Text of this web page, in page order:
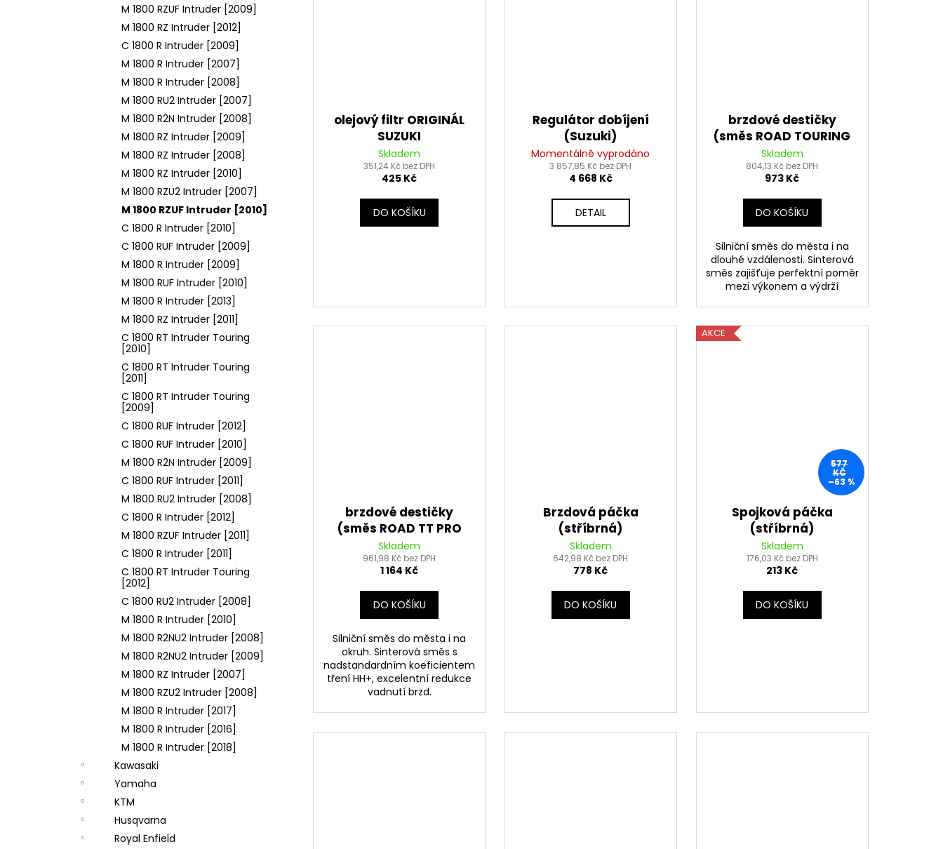
M 1800 RZUF Intruder [2009]
M 1800 RZ Intruder [2012]
C 1800 R Intruder [2009]
M 1800 R Intruder [2007]
M 1800 R Intruder [2008]
M 1800 RU2 Intruder [2007]
M 1800 R2N Intruder [2008]
M 1800 RZ Intruder [2009]
M 1800 RZ Intruder [2008]
M 1800 RZ Intruder [2010]
M 1800 RZU2 Intruder [2007]
M 1800 RZUF Intruder [2010]
C 1800 R Intruder [2010]
C 1800 RUF Intruder [2009]
M 1800 R Intruder [2009]
M 1800 RUF Intruder [2010]
M 1800 R Intruder [2013]
M 1800 RZ Intruder [2011]
C 1800 RT Intruder Touring
[2010]
C 1800 RT Intruder Touring
[2011]
C 1800 RT Intruder Touring
[2009]
C 1800 RUF Intruder [2012]
C 1800 RUF Intruder [2010]
M 1800 R2N Intruder [2009]
C 1800 RUF Intruder [2011]
M 1800 RU2 Intruder [2008]
C 1800 R Intruder [2012]
M 1800 RZUF Intruder [2011]
C 1800 R Intruder [2011]
C 1800 RT Intruder Touring
[2012]
C 1800 RU2 Intruder [2008]
M 1800 R Intruder [2010]
M 1800 R2NU2 Intruder [2008]
M 1800 R2NU2 Intruder [2009]
M 1800 RZ Intruder [2007]
M 1800 RZU2 Intruder [2008]
M 1800 R Intruder [2017]
M 1800 R Intruder [2016]
M 1800 R Intruder [2018]
Kawasaki
Yamaha
KTM
Husqvarna
Royal Enfield
olejový filtr ORIGINÁL
SUZUKI
Skladem
351,24 Kč bez DPH
425 Kč
DO KOŠÍKU
Regulátor dobíjení
(Suzuki)
Momentálně vyprodáno
3 857,85 Kč bez DPH
4 668 Kč
DETAIL
brzdové destičky
(směs ROAD TOURING
SINTERED) NEWFREN (2
ks v balení)
Skladem
804,13 Kč bez DPH
973 Kč
DO KOŠÍKU
Silniční směs do města i na
dlouhé vzdálenosti. Sinterová
směs zajišťuje perfektní poměr
mezi výkonem a výdrží
brzdové destičky
(směs ROAD TT PRO
SINTERED) NEWFREN (2
ks v balení)
Skladem
961,98 Kč bez DPH
1 164 Kč
DO KOŠÍKU
Silniční směs do města i na
okruh. Sinterová směs s
nadstandardním koeficientem
tření HH+, excelentní redukce
vadnutí brzd.
Brzdová páčka
(stříbrná)
Skladem
642,98 Kč bez DPH
778 Kč
DO KOŠÍKU
AKCE
577
KČ
–63 %
Spojková páčka
(stříbrná)
Skladem
176,03 Kč bez DPH
213 Kč
DO KOŠÍKU